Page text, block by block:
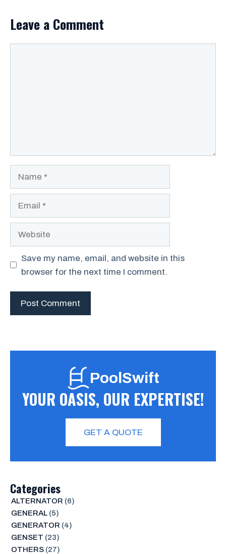
Leave a Comment
Save my name, email, and website in this
browser for the next time I comment.
PoolSwift
YOUR OASIS, OUR EXPERTISE!
GET A QUOTE
Categories
ALTERNATOR (6)
GENERAL(5)
GENERATOR (4)
GENSET (23)
OTHERS(27)